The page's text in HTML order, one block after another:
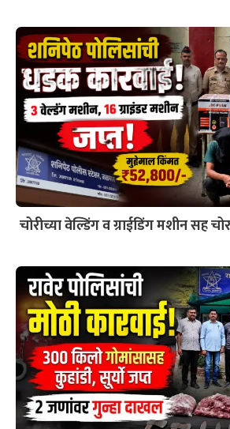
चोरीच्या वेल्डिंग व ग्राईडिंग मशीन सह